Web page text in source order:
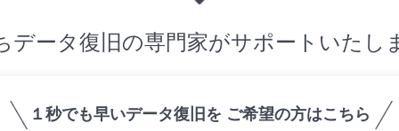
データ復旧の専門家がサポートいたし
１秒でも早いデータ復旧を ご希望の方はこちら